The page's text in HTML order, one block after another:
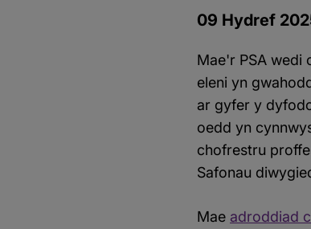
09 Hydref
Mae'r PSA wedi
eleni yn
ar gyfer y
oedd yn
chofrestru
Safonau
Mae adroddiad